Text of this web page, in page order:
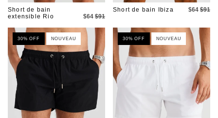
rapide
Short de bain
extensible Rio
$64 $91
rapide
Short de bain Ibiza $64 $91
30% OFF NOUVEAU 30% OFF NOUVEAU